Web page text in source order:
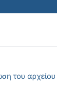
του αρχείου